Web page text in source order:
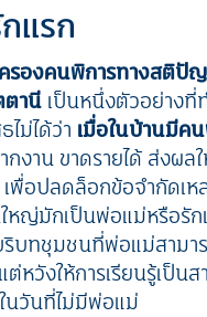
แรก
รองคนพิการทางสติปั
านี เป็นหนึ่งตัวอย่างที่
ไม่ได้ว่า เมื่อในบ้านมีค
งาน ขาดรายได้ ส่งผล
เพื่อปลดล็อกข้อจำกัด
ญ่มักเป็นพ่อแม่หรือรัก
บทชุมชนที่พ่อแม่สามาร
หวังให้การเรียนรู้เป็น
นวันที่ไม่มีพ่อแม่